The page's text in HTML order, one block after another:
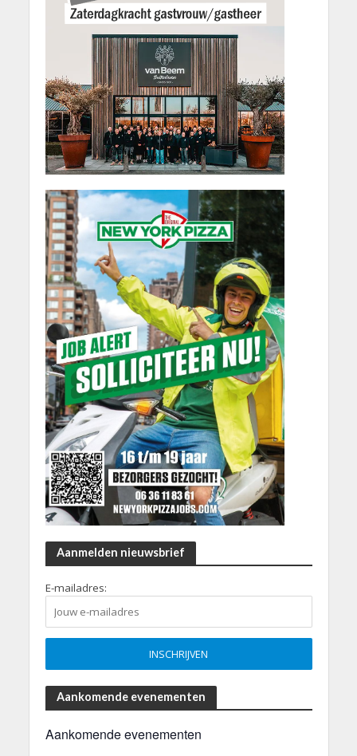
Aanmelden nieuwsbrief
E-mailadres:
Aankomende evenementen
Aankomende evenementen